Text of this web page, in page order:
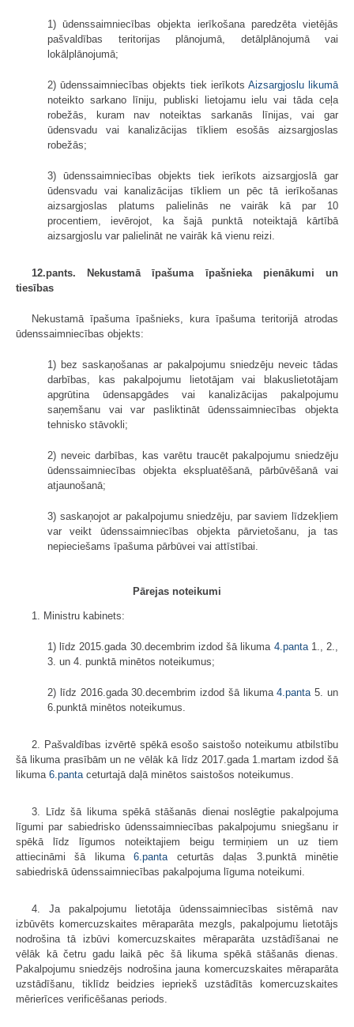
1) ūdenssaimniecības objekta ierīkošana paredzēta vietējās
pašvaldības teritorijas plānojumā, detālplānojumā vai
lokālplānojumā;
2) ūdenssaimniecības objekts tiek ierīkots Aizsargjoslu likumā
noteikto sarkano līniju, publiski lietojamu ielu vai tāda ceļa
robežās, kuram nav noteiktas sarkanās līnijas, vai gar
ūdensvadu vai kanalizācijas tīkliem esošās aizsargjoslas
robežās;
3) ūdenssaimniecības objekts tiek ierīkots aizsargjoslā gar
ūdensvadu vai kanalizācijas tīkliem un pēc tā ierīkošanas
aizsargjoslas platums palielinās ne vairāk kā par 10
procentiem, ievērojot, ka šajā punktā noteiktajā kārtībā
aizsargjoslu var palielināt ne vairāk kā vienu reizi.
12.pants. Nekustamā īpašuma īpašnieka pienākumi un
tiesības
Nekustamā īpašuma īpašnieks, kura īpašuma teritorijā atrodas
ūdenssaimniecības objekts:
1) bez saskaņošanas ar pakalpojumu sniedzēju neveic tādas
darbības, kas pakalpojumu lietotājam vai blakuslietotājam
apgrūtina ūdensapgādes vai kanalizācijas pakalpojumu
saņemšanu vai var pasliktināt ūdenssaimniecības objekta
tehnisko stāvokli;
2) neveic darbības, kas varētu traucēt pakalpojumu sniedzēju
ūdenssaimniecības objekta ekspluatēšanā, pārbūvēšanā vai
atjaunošanā;
3) saskaņojot ar pakalpojumu sniedzēju, par saviem līdzekļiem
var veikt ūdenssaimniecības objekta pārvietošanu, ja tas
nepieciešams īpašuma pārbūvei vai attīstībai.
Pārejas noteikumi
1. Ministru kabinets:
1) līdz 2015.gada 30.decembrim izdod šā likuma 4.panta1., 2.,
3. un 4. punktā minētos noteikumus;
2) līdz 2016.gada 30.decembrim izdod šā likuma4.panta5. un
6.punktā minētos noteikumus.
2. Pašvaldības izvērtē spēkā esošo saistošo noteikumu atbilstību
šā likuma prasībām un ne vēlāk kā līdz 2017.gada 1.martam izdod šā
likuma 6.pantaceturtajā daļā minētos saistošos noteikumus.
3. Līdz šā likuma spēkā stāšanās dienai noslēgtie pakalpojuma
līgumi par sabiedrisko ūdenssaimniecības pakalpojumu sniegšanu ir
spēkā līdz līgumos noteiktajiem beigu termiņiem un uz tiem
attiecināmi šā likuma6.pantaceturtās daļas 3.punktā minētie
sabiedriskā ūdenssaimniecības pakalpojuma līguma noteikumi.
4. Ja pakalpojumu lietotāja ūdenssaimniecības sistēmā nav
izbūvēts komercuzskaites mēraparāta mezgls, pakalpojumu lietotājs
nodrošina tā izbūvi komercuzskaites mēraparāta uzstādīšanai ne
vēlāk kā četru gadu laikā pēc šā likuma spēkā stāšanās dienas.
Pakalpojumu sniedzējs nodrošina jauna komercuzskaites mēraparāta
uzstādīšanu, tiklīdz beidzies iepriekš uzstādītās komercuzskaites
mērierīces verificēšanas periods.